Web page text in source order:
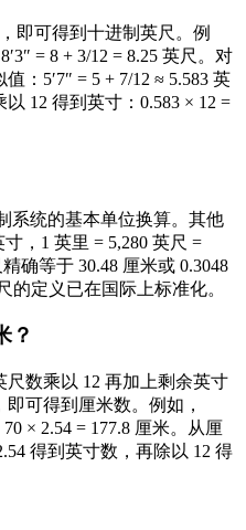
即可得到十进制英尺。例
= 8 + 3/12 = 8.25 英尺。对
：5′7″ = 5 + 7/12 ≈ 5.583 英
12 得到英寸：0.583 × 12 =
系统的基本单位换算。其他
，1 英里 = 5,280 英尺 =
确等于 30.48 厘米或 0.3048
的定义已在国际上标准化。
？
数乘以 12 再加上剩余英寸
可得到厘米数。例如，
70 × 2.54 = 177.8 厘米。从厘
得到英寸数，再除以 12 得